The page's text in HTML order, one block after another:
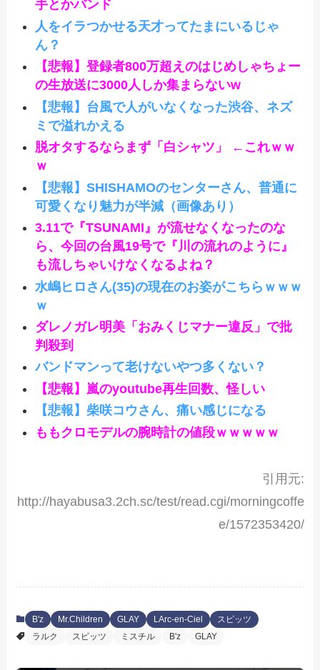
手とかバンド
人をイラつかせる天才ってたまにいるじゃ
ん？
【悲報】登録者800万超えのはじめしゃちょー
の生放送に3000人しか集まらないw
【悲報】台風で人がいなくなった渋谷、ネズ
ミで溢れかえる
脱オタするならまず「白シャツ」 ←これｗｗ
ｗ
【悲報】SHISHAMOのセンターさん、普通に
可愛くなり魅力が半減（画像あり）
3.11で『TSUNAMI』が流せなくなったのな
ら、今回の台風19号で『川の流れのように』
も流しちゃいけなくなるよね？
水嶋ヒロさん(35)の現在のお姿がこちらｗｗｗ
ｗ
ダレノガレ明美「おみくじマナー違反」で批
判殺到
バンドマンって老けないやつ多くない？
【悲報】嵐のyoutube再生回数、怪しい
【悲報】柴咲コウさん、痛い感じになる
ももクロモデルの腕時計の値段ｗｗｗｗｗ
引用元:
http://hayabusa3.2ch.sc/test/read.cgi/morningcoffe
e/1572353420/
B'z Mr.Children GLAY LArc-en-Ciel
スピッツ
ラルク
スピッツ ミスチル B'z GLAY